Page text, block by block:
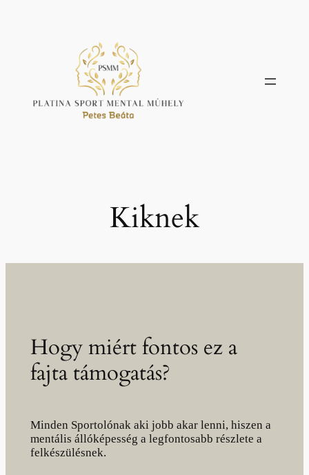
Kiknek
Hogy miért fontos ez a
fajta támogatás?
Minden Sportolónak aki jobb akar lenni, hiszen a
mentális állóképesség a legfontosabb részlete a
felkészülésnek.